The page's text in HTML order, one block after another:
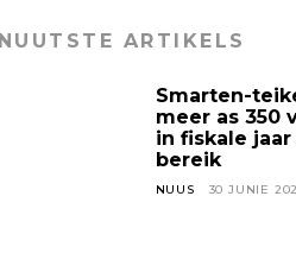
NUUTSTE ARTIKELS
Smarten-
meer as 350
in fiskale jaar
bereik
NUUS 30 JUNIE